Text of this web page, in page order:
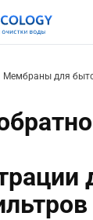
Мембраны для